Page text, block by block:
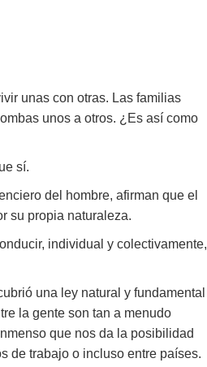
unas con otras. Las familias
unos a otros. ¿Es así como
sí.
del hombre, afirman que el
su propia naturaleza.
individual y colectivamente,
una ley natural y fundamental
la gente son tan a menudo
que nos da la posibilidad
de trabajo o incluso entre países.